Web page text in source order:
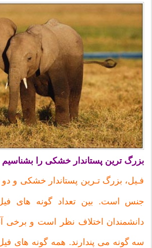
بزرگ ترین پستاندار خشکی را بشناسیم
فـیل، بزرگ تـرین پستاندار خشکی و
جنس است. بین تعداد گونه های
دانشمندان اختلاف نظر است و برخی
سه گونه می پندارند. همه گونه های